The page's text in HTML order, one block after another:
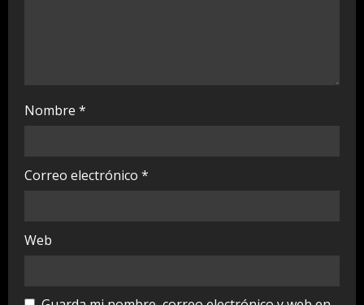
Nombre *
Correo electrónico *
Web